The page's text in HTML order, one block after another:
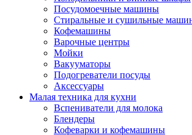
Посудомоечные машины
Стиральные и сушильные
Кофемашины
Варочные центры
Мойки
Вакууматоры
Подогреватели посуды
Аксессуары
Малая техника для кухни
Вспениватели для молока
Блендеры
Кофеварки и кофемашины